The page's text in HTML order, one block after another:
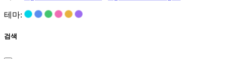
테마:
검색